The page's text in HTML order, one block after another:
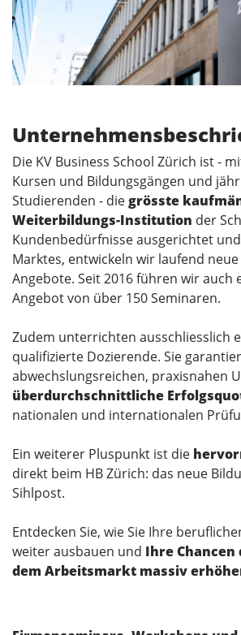
Die KV Business School Zürich ist -
Kursen und Bildungsgängen und
Studierenden - diegrösste
Weiterbildungs-Institution der
Kundenbedürfnisse ausgerichtet
Marktes, entwickeln wir laufend
Angebote. Seit 2016 führen wir auch
Angebot von über 150 Seminaren.
Zudem unterrichten ausschliesslich
qualifizierte Dozierende. Sie
abwechslungsreichen, praxisnahen
überdurchschnittliche
nationalen und internationalen
Ein weiterer Pluspunkt ist die
direkt beim HB Zürich: das neue
Sihlpost.
Entdecken Sie, wie Sie Ihre
weiter ausbauen und Ihre
dem Arbeitsmarkt massiv